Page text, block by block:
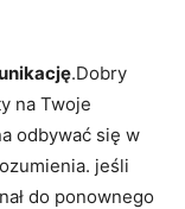
.Dobry
na Twoje
odbywać się w
jeśli
⁣do ponownego